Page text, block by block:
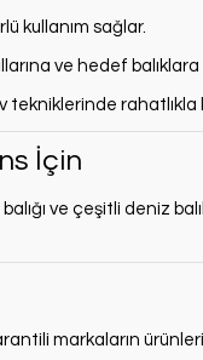
kullanım sağlar.
ve hedef
tekniklerinde rahatlıkla
İçin
ve çeşitli deniz
markaların ürünleri.